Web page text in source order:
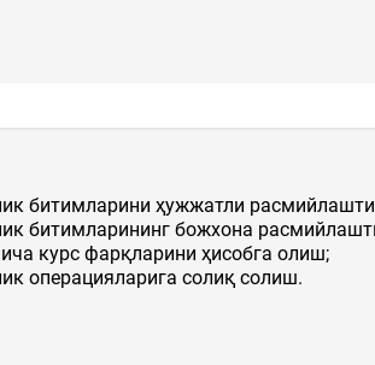
битимларини ҳужжатли
битимларининг божхона
курс фарқларини ҳисобга олиш;
операцияларига солиқ солиш.